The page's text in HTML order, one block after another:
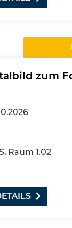
zum
Raum 1.02